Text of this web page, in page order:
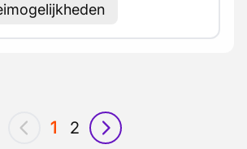
vorig
1 2
volgende